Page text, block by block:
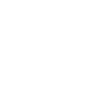
月20日开始
信息后，朝阳